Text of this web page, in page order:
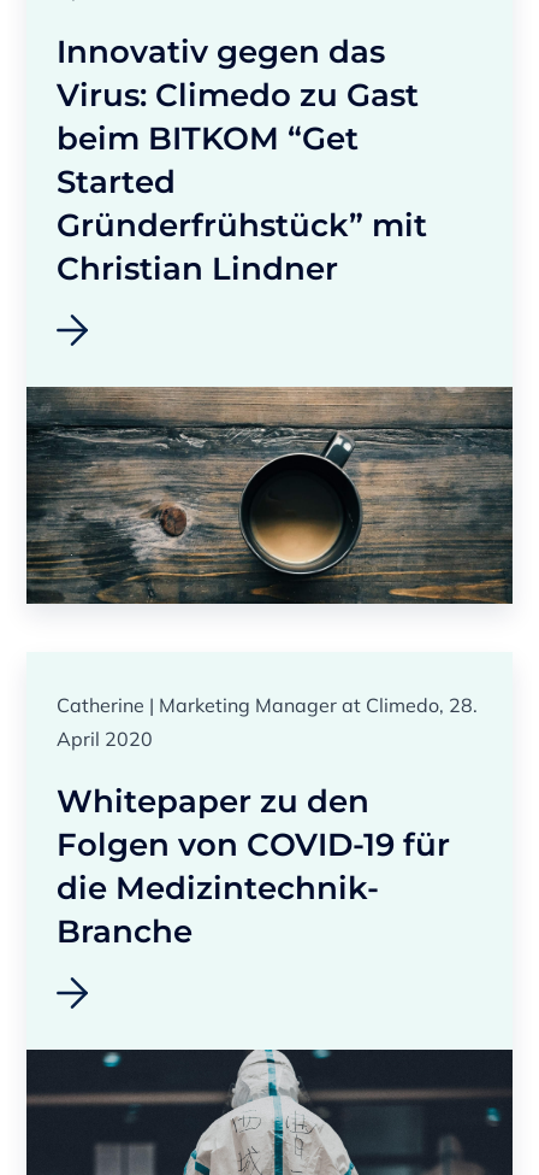
Innovativ gegen das
Virus: Climedo zu Gast
beim BITKOM “Get
Started
Gründerfrühstück” mit
Christian Lindner
Catherine | Marketing Manager at Climedo, 28.
April 2020
Whitepaper zu den
Folgen von COVID-19 für
die Medizintechnik-
Branche